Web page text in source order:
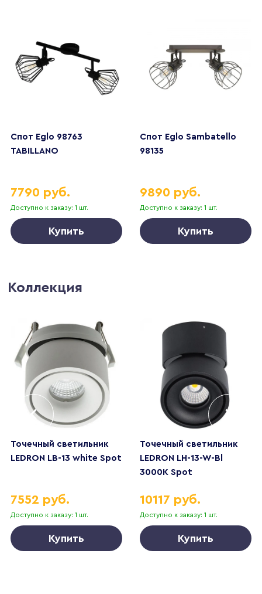
Спот Eglo 98763
TABILLANO
Доступно к заказу: 1 шт.
7790 руб.
Купить
Спот Eglo Sambatello
98135
Доступно к заказу: 1 шт.
9890 руб.
Купить
Коллекция
Точечный светильник
LEDRON LB-13 white Spot
Доступно к заказу: 1 шт.
7552 руб.
Купить
Точечный светильник
LEDRON LH-13-W-Bl
3000K Spot
Доступно к заказу: 1 шт.
10117 руб.
Купить